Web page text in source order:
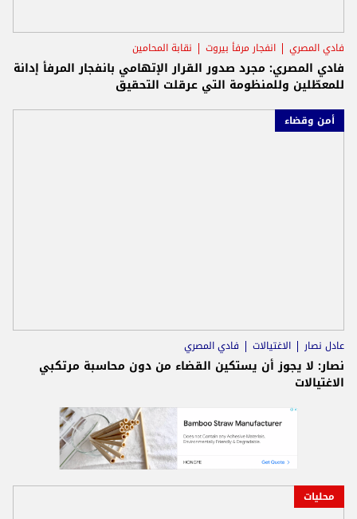
فادي المصري انفجار مرفأ بيروت نقابة المحامين
فادي المصري: مجرد صدور القرار الإتهامي بانفجار المرفأ إدانة
للمعطّلين وللمنظومة التي عرقلت التحقيق
أمن وقضاء
عادل نصار الاغتيالات فادي المصري
نصار: لا يجوز أن يستكين القضاء من دون محاسبة مرتكبي
الاغتيالات
محليات